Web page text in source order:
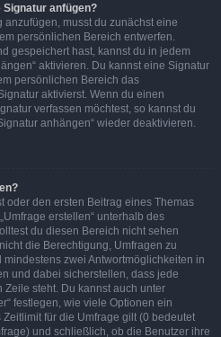
anfügen?
musst du zunächst eine
persönlichen Bereich entwerfen.
gespeichert hast, kannst du in jedem
aktivieren. Du kannst eine Signatur
persönlichen Bereich das
aktivierst. Wenn du einen
verfassen möchtest, so kannst du
anhängen“ wieder deaktivieren.
oder den ersten Beitrag eines Themas
erstellen“ unterhalb des
du diesen Bereich nicht sehen
die Berechtigung, Umfragen zu
zwei Antwortmöglichkeiten in
und dabei sicherstellen, dass jede
steht. Du kannst auch unter
festlegen, wie viele Optionen ein
für die Umfrage gilt (0 bedeutet
und schließlich, ob die Benutzer ihre